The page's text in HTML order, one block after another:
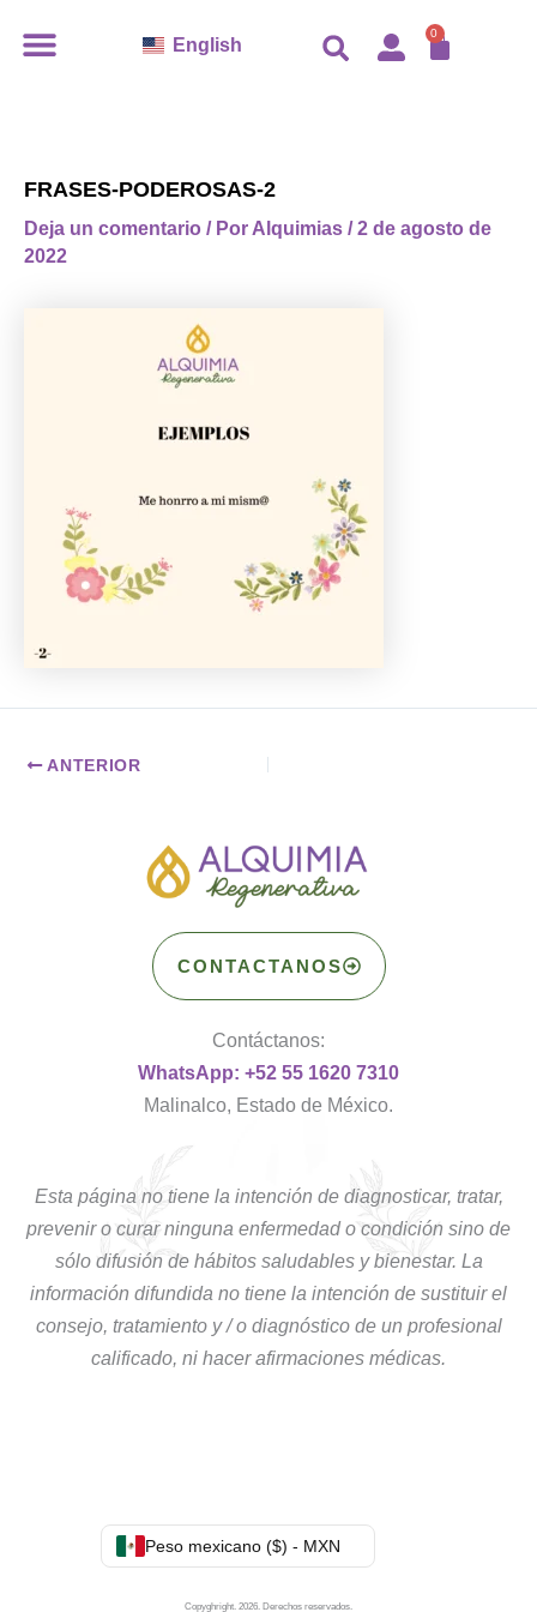
English 0
FRASES-PODEROSAS-2
Deja un comentario / Por Alquimias /2 de agosto de
2022
ANTERIOR
CONTACTANOS
Contáctanos:
WhatsApp: +52 55 1620 7310
Malinalco, Estado de México.
Esta página no tiene la intención de diagnosticar, tratar,
prevenir o curar ninguna enfermedad o condición sino de
sólo difusión de hábitos saludables y bienestar. La
información difundida no tiene la intención de sustituir el
consejo, tratamiento y / o diagnóstico de un profesional
calificado, ni hacer afirmaciones médicas.
Peso mexicano ($) - MXN
Copyghright. 2026. Derechos reservados.